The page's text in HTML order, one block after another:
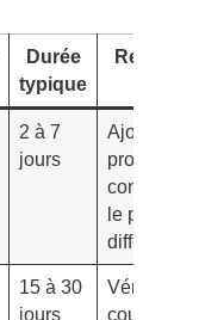
Durée
typique
2 à 7
jours
Ajouter
protection
conducteur
le prêteur
différent
15 à 30
jours
Vérifier
couverture